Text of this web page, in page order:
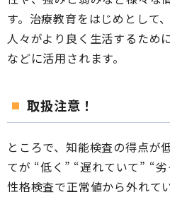
す。治療教育をはじめとして
人々がより良く生活するため
などに活用されます。
取扱注意！
ところで、知能検査の得点が
てが “低く” “遅れていて” “
性格検査で正常値から外れて